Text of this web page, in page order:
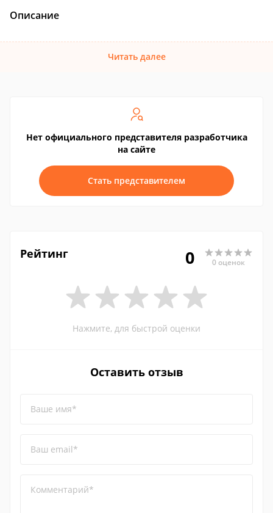
Описание
Читать далее
Нет официального представителя разработчика
на сайте
Стать представителем
Рейтинг 0 0 оценок
Нажмите, для быстрой оценки
Оставить отзыв
Ваше имя*
Ваш email*
Комментарий*